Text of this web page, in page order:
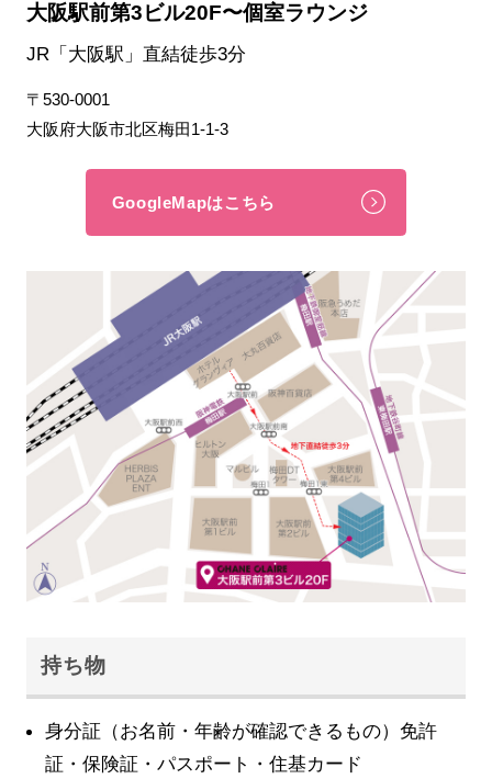
大阪駅前第3ビル20F〜個室ラウンジ
JR「大阪駅」直結徒歩3分
〒530-0001
大阪府大阪市北区梅田1-1-3
GoogleMapはこちら
持ち物
身分証（お名前・年齢が確認できるもの）免許
証・保険証・パスポート・住基カード